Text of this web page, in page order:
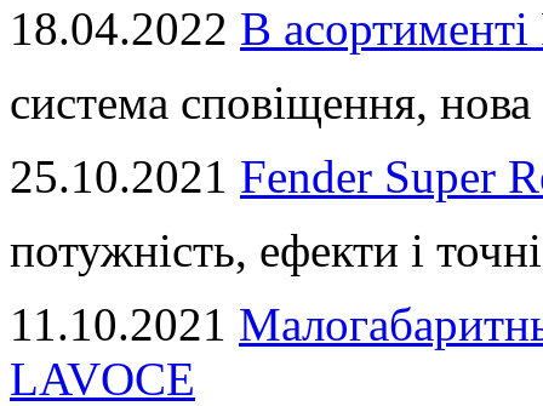
18.04.2022 В
система сповіщення,
25.10.2021 Fender Super
потужність, ефекти і
11.10.2021
LAVOCE